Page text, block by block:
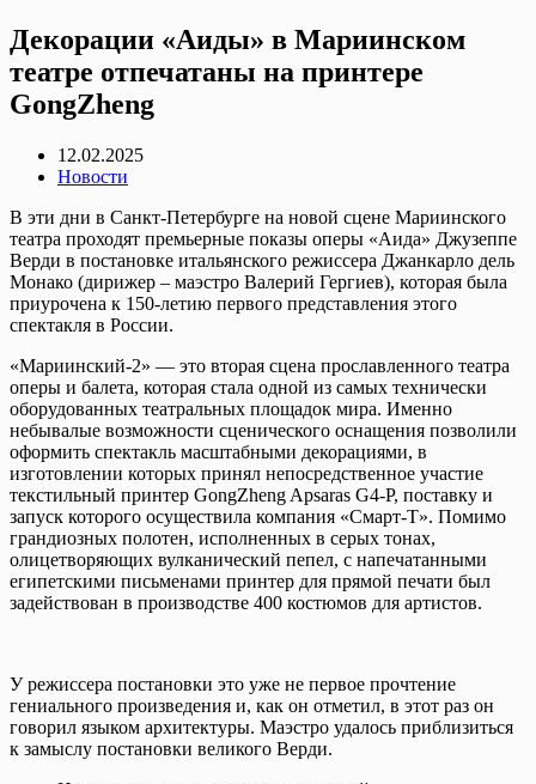
Декорации «Аиды» в Мариинском
театре отпечатаны на принтере
GongZheng
12.02.2025
Новости
В эти дни в Санкт-Петербурге на новой сцене Мариинского
театра проходят премьерные показы оперы «Аида» Джузеппе
Верди в постановке итальянского режиссера Джанкарло дель
Монако (дирижер – маэстро Валерий Гергиев), которая была
приурочена к 150-летию первого представления этого
спектакля в России.
«Мариинский-2» — это вторая сцена прославленного театра
оперы и балета, которая стала одной из самых технически
оборудованных театральных площадок мира. Именно
небывалые возможности сценического оснащения позволили
оформить спектакль масштабными декорациями, в
изготовлении которых принял непосредственное участие
текстильный принтер GongZheng Apsaras G4-P, поставку и
запуск которого осуществила компания «Смарт-Т». Помимо
грандиозных полотен, исполненных в серых тонах,
олицетворяющих вулканический пепел, с напечатанными
египетскими письменами принтер для прямой печати был
задействован в производстве 400 костюмов для артистов.
У режиссера постановки это уже не первое прочтение
гениального произведения и, как он отметил, в этот раз он
говорил языком архитектуры. Маэстро удалось приблизиться
к замыслу постановки великого Верди.